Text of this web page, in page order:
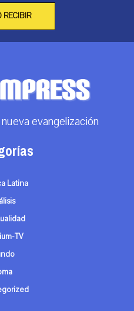
RECIBIR
evangelización
Latina
TV